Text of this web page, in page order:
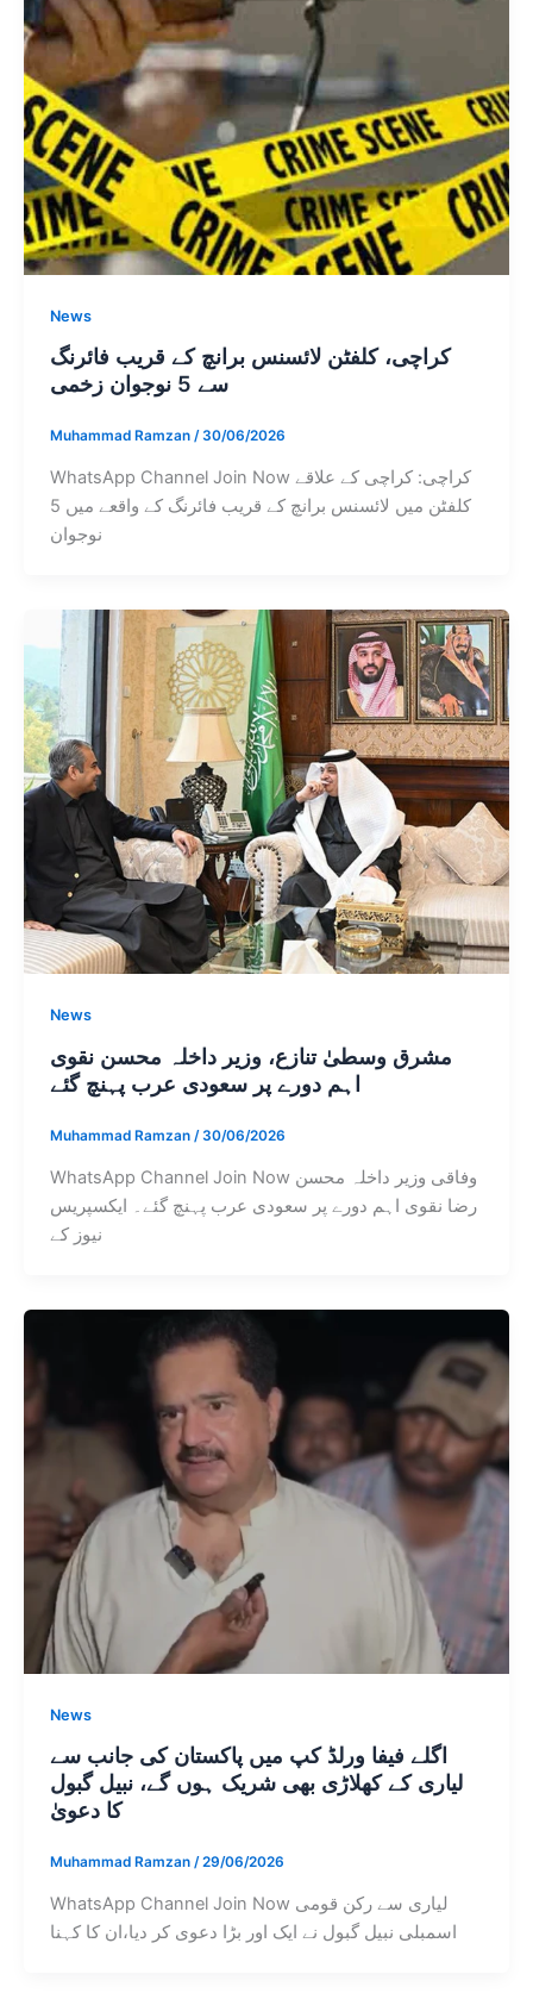
News
کراچی، کلفٹن لائسنس برانچ کے قریب فائرنگ
سے 5 نوجوان زخمی
Muhammad Ramzan /30/06/2026
WhatsApp Channel Join Now کراچی: کراچی کے علاقے
کلفٹن میں لائسنس برانچ کے قریب فائرنگ کے واقعے میں 5
نوجوان
News
مشرق وسطیٰ تنازع، وزیر داخلہ محسن نقوی
اہم دورے پر سعودی عرب پہنچ گئے
Muhammad Ramzan /30/06/2026
WhatsApp Channel Join Now وفاقی وزیر داخلہ محسن
رضا نقوی اہم دورے پر سعودی عرب پہنچ گئے۔ ایکسپریس
نیوز کے
News
اگلے فیفا ورلڈ کپ میں پاکستان کی جانب سے
لیاری کے کھلاڑی بھی شریک ہوں گے، نبیل گبول
کا دعویٰ
Muhammad Ramzan /29/06/2026
WhatsApp Channel Join Now لیاری سے رکن قومی
اسمبلی نبیل گبول نے ایک اور بڑا دعوی کر دیا،ان کا کہنا